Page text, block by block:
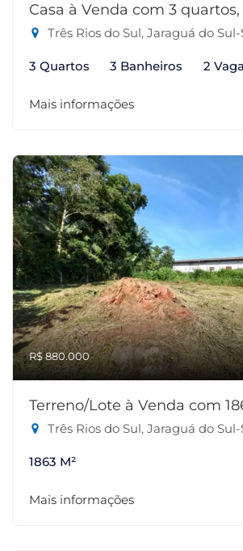
Casa à Venda com 3 quartos,
Três Rios do Sul, Jaraguá do Sul-
3 Quartos 3 Banheiros 2
Mais informações
R$ 880.000
Terreno/Lote à Venda com
Três Rios do Sul, Jaraguá do Sul-
1863 M²
Mais informações